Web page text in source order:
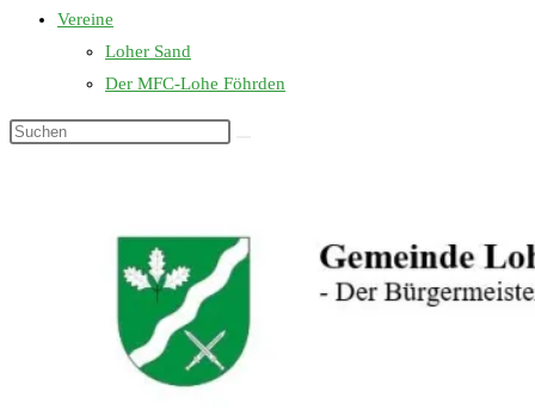
Vereine
Loher Sand
Der MFC-Lohe Föhrden